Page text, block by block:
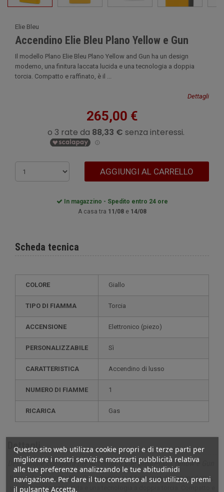
Questo sito web utilizza cookie propri e di terze parti per
migliorare i nostri servizi e mostrarti pubblicità relativa
alle tue preferenze analizzando le tue abitudinidi
navigazione. Per dare il tuo consenso al suo utilizzo, premi
il pulsante Accetta.
Elie Bleu
Accendino Elie Bleu Plano Yellow e Gun
Il modello Plano Elie Bleu Plano Yellow and Gun ha un design
moderno, una finitura laccata lucida e una tecnologia a doppia
torcia. Compatto e raffinato, è il ...
Dettagli
265,00 €
AGGIUNGI AL CARRELLO
In magazzino - Spedito entro 24 ore
A casa tra 11/08e 14/08
Scheda tecnica
COLORE Giallo
TIPO DI FIAMMA Torcia
ACCENSIONE elettronico (piezo)
PERSONALIZZABILE sì
CARATTERISTICA accendino di lusso
NUMERO DI FIAMME 1
RICARICA gas
Dettagli
Descrizione completa per Accendino Elie Bleu Plano Yellow e Gun
Il modello Plano Elie Bleu Plano Yellow and Gun ha un design moderno,
una finitura laccata lucida e una tecnologia a doppia torcia. Compatto e